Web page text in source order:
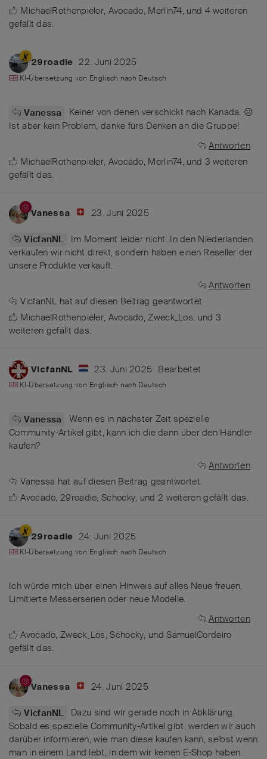
MichaelRothenpieler, Avocado, Merlin74, und 4weiteren
gefällt das.
29roadie 22. Juni 2025
KI-Übersetzung von Englisch nach Deutsch
Vanessa
Keiner von denen verschickt nach Kanada. ☹️
Ist aber kein Problem, danke fürs Denken an die Gruppe!
Antworten
MichaelRothenpieler, Avocado, Merlin74, und 3 weiteren
gefällt das.
Vanessa 23. Juni 2025
VicfanNL
Im Moment leider nicht. In den Niederlanden
verkaufen wir nicht direkt, sondern haben einen Reseller der
unsere Produkte verkauft.
Antworten
VicfanNL hat auf diesen Beitrag geantwortet.
MichaelRothenpieler, Avocado,Zweck_Los, und 3
weiteren gefällt das.
VicfanNL 23. Juni 2025 Bearbeitet
KI-Übersetzung von Englisch nach Deutsch
Vanessa
Wenn es in nächster Zeit spezielle
Community-Artikel gibt, kann ich die dann über den Händler
kaufen?
Antworten
Vanessa hat auf diesen Beitrag geantwortet.
Avocado,29roadie,Schocky, und 2 weiterengefällt das.
29roadie 24. Juni 2025
KI-Übersetzung von Englisch nach Deutsch
Ich würde mich über einen Hinweis auf alles Neue freuen.
Limitierte Messerserien oder neue Modelle.
Antworten
Avocado,Zweck_Los,Schocky, undSamuelCordeiro
gefällt das.
Vanessa 24. Juni 2025
VicfanNL
Dazu sind wir gerade noch in Abklärung.
Sobald es spezielle Community-Artikel gibt, werden wir auch
darüber informieren, wie man diese kaufen kann, selbst wenn
man in einem Land lebt, in dem wir keinen E-Shop haben.